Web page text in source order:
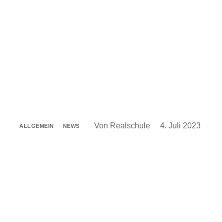
ALLGEMEIN NEWS Von Realschule 4. Juli 2023